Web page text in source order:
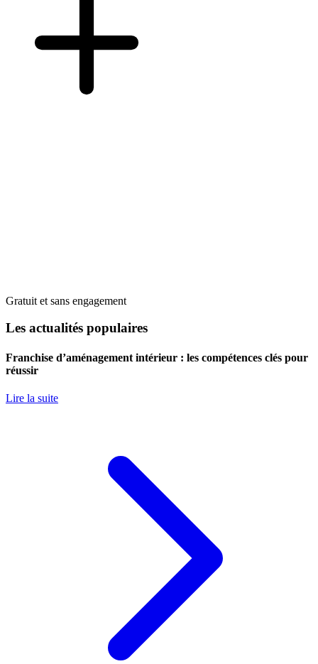
Gratuit et sans engagement
Les actualités populaires
Franchise d’aménagement intérieur : les compétences clés pour
réussir
Lire la suite